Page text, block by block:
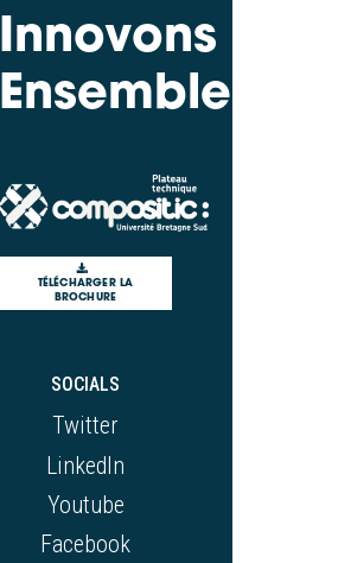
Innovons
Ensemble
TÉLÉCHARGER LA
BROCHURE
SOCIALS
Twitter
LinkedIn
Youtube
Facebook